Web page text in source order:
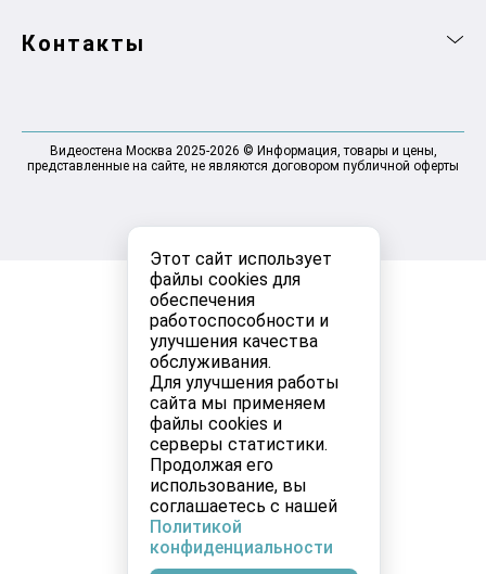
Этот сайт использует
файлы cookies для
обеспечения
работоспособности и
улучшения качества
обслуживания.
Для улучшения работы
сайта мы применяем
файлы cookies и
серверы статистики.
Продолжая его
использование, вы
соглашаетесь с нашей
Политикой
конфиденциальности
Контакты
Видеостена Москва 2025-2026 © Информация, товары и цены,
представленные на сайте, не являются договором публичной оферты